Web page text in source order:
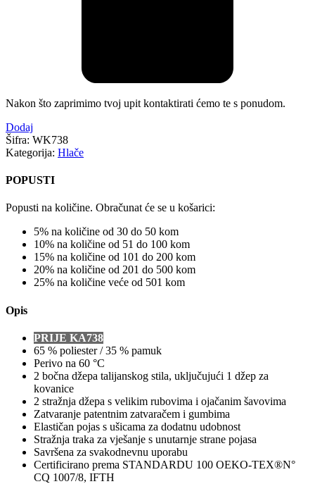
Nakon što zaprimimo tvoj upit kontaktirati ćemo te s ponudom.
Dodaj
Šifra: WK738
Kategorija: Hlače
POPUSTI
Popusti na količine. Obračunat će se u košarici:
5% na količine od 30 do 50 kom
10% na količine od 51 do 100 kom
15% na količine od 101 do 200 kom
20% na količine od 201 do 500 kom
25% na količine veće od 501 kom
Opis
PRIJE KA738
65 % poliester / 35 % pamuk
Perivo na 60 °C
2 bočna džepa talijanskog stila, uključujući 1 džep za
kovanice
2 stražnja džepa s velikim rubovima i ojačanim šavovima
Zatvaranje patentnim zatvaračem i gumbima
Elastičan pojas s ušicama za dodatnu udobnost
Stražnja traka za vješanje s unutarnje strane pojasa
Savršena za svakodnevnu uporabu
Certificirano prema STANDARDU 100 OEKO-TEX®N°
CQ 1007/8, IFTH